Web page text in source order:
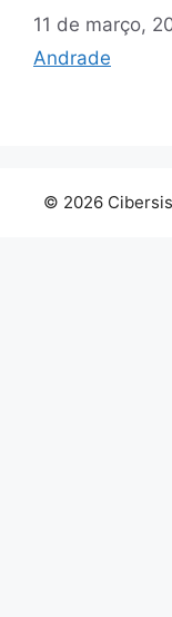
11 de março,
Andrade
© 2026